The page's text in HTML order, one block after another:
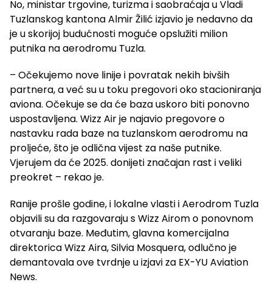
No, ministar trgovine, turizma i saobraćaja u Vladi
Tuzlanskog kantona Almir Žilić izjavio je nedavno da
je u skorijoj budućnosti moguće opslužiti milion
putnika na aerodromu Tuzla.
– Očekujemo nove linije i povratak nekih bivših
partnera, a već su u toku pregovori oko stacioniranja
aviona. Očekuje se da će baza uskoro biti ponovno
uspostavljena. Wizz Air je najavio pregovore o
nastavku rada baze na tuzlanskom aerodromu na
proljeće, što je odlična vijest za naše putnike.
Vjerujem da će 2025. donijeti značajan rast i veliki
preokret – rekao je.
Ranije prošle godine, i lokalne vlasti i Aerodrom Tuzla
objavili su da razgovaraju s Wizz Airom o ponovnom
otvaranju baze. Međutim, glavna komercijalna
direktorica Wizz Aira, Silvia Mosquera, odlučno je
demantovala ove tvrdnje u izjavi za EX-YU Aviation
News.